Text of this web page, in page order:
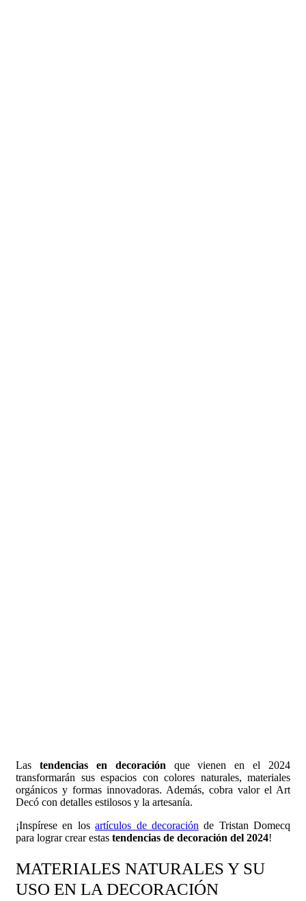
Las tendencias en decoración que vienen en el 2024
transformarán sus espacios con colores naturales, materiales
orgánicos y formas innovadoras. Además, cobra valor el Art
Decó con detalles estilosos y la artesanía.
¡Inspírese en losartículos de decoración de Tristan Domecq
para lograr crear estas tendencias de decoración del 2024!
MATERIALES NATURALES Y SU
USO EN LA DECORACIÓN